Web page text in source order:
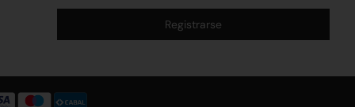
Registrarse